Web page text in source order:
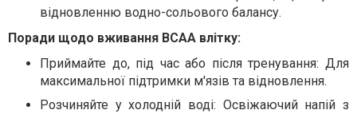
відновленню водно-сольового балансу.
Поради щодо вживання BCAA влітку:
Приймайте до, під час або після тренування: Для
максимальної підтримки м'язів та відновлення.
Розчиняйте у холодній воді: Освіжаючий напій з